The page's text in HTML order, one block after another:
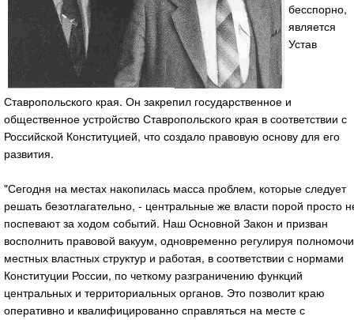
бесспорно,
является
Устав
Ставропольского края. Он закрепил государственное и
общественное устройство Ставропольского края в соответствии с
Российской Конституцией, что создало правовую основу для его
развития.
"Сегодня на местах накопилась масса проблем, которые следует
решать безотлагательно, - центральные же власти порой просто
поспевают за ходом событий. Наш Основной Закон и призван
восполнить правовой вакуум, одновременно регулируя
местных властных структур и работая, в соответствии с нормами
Конституции России, по четкому разграничению функций
центральных и территориальных органов. Это позволит краю
оперативно и квалифицированно справляться на месте с